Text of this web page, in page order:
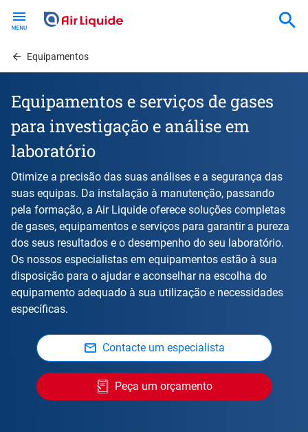
contentEquipamentos
Equipamentos e serviços de gases
para investigação e análise em
laboratório
Otimize a precisão das suas análises e a segurança das
suas equipas. Da instalação à manutenção, passando
pela formação, a Air Liquide oferece soluções completas
de gases, equipamentos e serviços para garantir a pureza
dos seus resultados e o desempenho do seu laboratório.
Os nossos especialistas em equipamentos estão à sua
disposição para o ajudar e aconselhar na escolha do
equipamento adequado à sua utilização e necessidades
específicas.
Contacte um especialista
Peça um orçamento